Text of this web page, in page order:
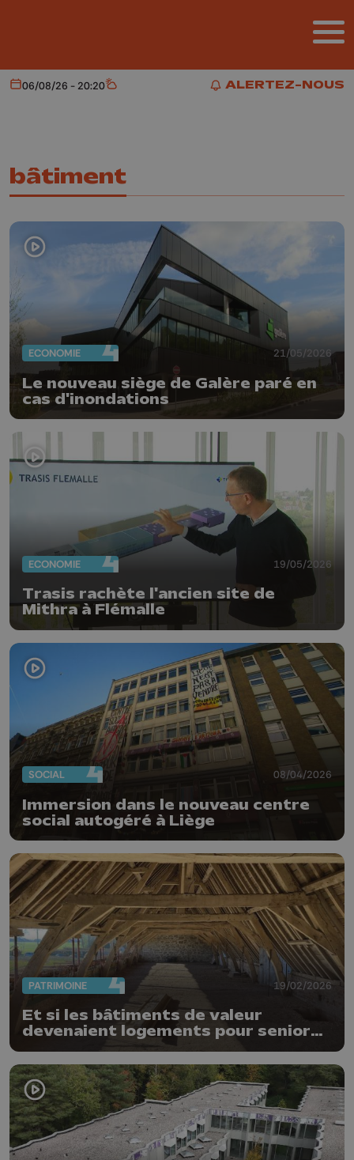
ALERTEZ-NOUS
ALERTEZ-NOUS
Aujourd'hui
06/08/26 - 20:20 Météo
bâtiment
ECONOMIE 21/05/2026
Le nouveau siège de Galère paré en
cas d'inondations
ECONOMIE 19/05/2026
Trasis rachète l'ancien site de
Mithra à Flémalle
SOCIAL 08/04/2026
Immersion dans le nouveau centre
social autogéré à Liège
PATRIMOINE 19/02/2026
Et si les bâtiments de valeur
devenaient logements pour seniors